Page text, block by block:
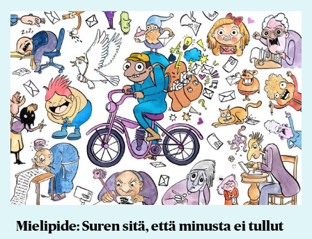
Mielipide: Suren sitä, että minusta ei tullut